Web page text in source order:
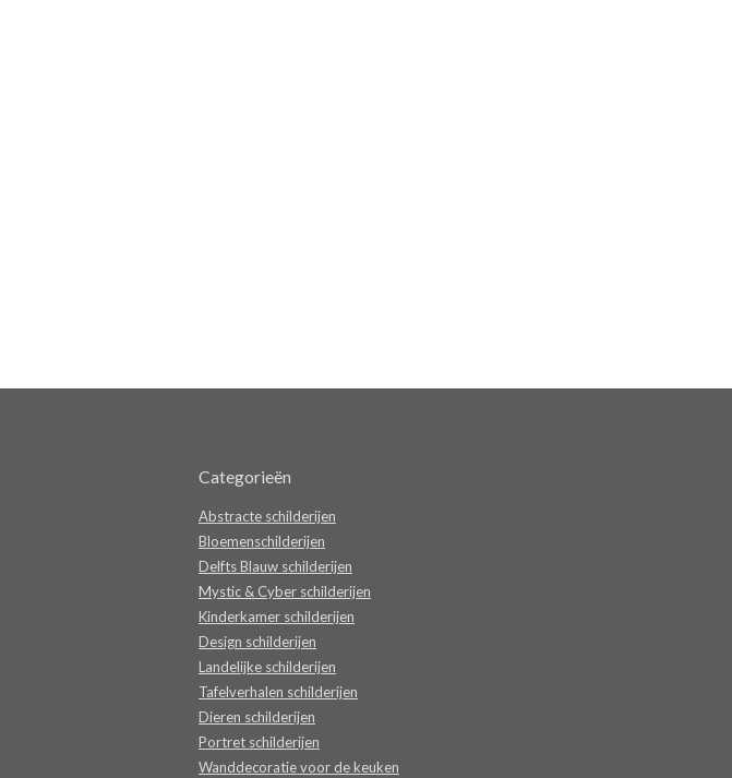
Categorieën
Abstracte schilderijen
Bloemenschilderijen
Delfts Blauw schilderijen
Mystic & Cyber schilderijen
Kinderkamer schilderijen
Design schilderijen
Landelijke schilderijen
Tafelverhalen schilderijen
Dieren schilderijen
Portret schilderijen
Wanddecoratie voor de keuken